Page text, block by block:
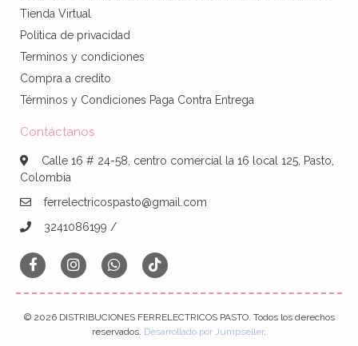
Tienda Virtual
Politica de privacidad
Terminos y condiciones
Compra a credito
Términos y Condiciones Paga Contra Entrega
Contáctanos
Calle 16 # 24-58, centro comercial la 16 local 125, Pasto,
Colombia
ferrelectricospasto@gmail.com
3241086199 /
© 2026 DISTRIBUCIONES FERRELECTRICOS PASTO. Todos los derechos
reservados. Desarrollado por Jumpseller.